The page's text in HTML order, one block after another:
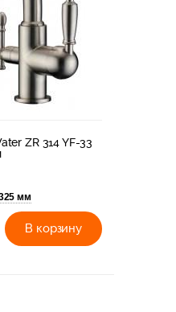
ZR 314 YF-33
мм
В корзину